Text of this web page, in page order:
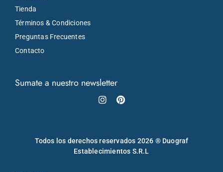
Tienda
Términos & Condiciones
Preguntas Frecuentes
Contacto
Sumate a nuestro newsletter
Instagram
Pinterest
Todos los derechos reservados 2026 ® Duograf
Establecimientos S.R.L